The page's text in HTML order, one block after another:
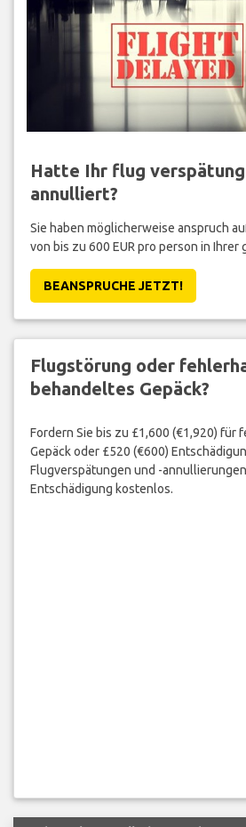
Hatte Ihr flug
annulliert?
Sie haben möglicherweise anspruch
von bis zu 600 EUR pro person in Ihrer
BEANSPRUCHE JETZT!
Flugstörung oder
behandeltes Gepäck?
Fordern Sie bis zu £1,600 (€1,920) für
Gepäck oder £520 (€600)
Flugverspätungen und -
Entschädigung kostenlos.